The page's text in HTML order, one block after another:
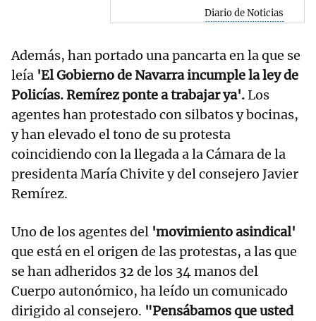
Diario de Noticias
Además, han portado una pancarta en la que se
leía 'El Gobierno de Navarra incumple la ley de
Policías. Remírez ponte a trabajar ya'.Los
agentes han protestado con silbatos y bocinas,
y han elevado el tono de su protesta
coincidiendo con la llegada a la Cámara de la
presidenta María Chivite y del consejero Javier
Remírez.
Uno de los agentes del 'movimiento asindical'
que está en el origen de las protestas, a las que
se han adheridos 32 de los 34 manos del
Cuerpo autonómico, ha leído un comunicado
dirigido al consejero. "Pensábamos que usted